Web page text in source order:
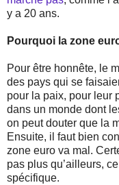
y a 20 ans.
Pourquoi la zone
Pour être honnête, le
des pays qui se
pour la paix, pour leur
dans un monde dont
on peut douter que la
Ensuite, il faut bien
zone euro va mal.
pas plus qu’ailleurs,
spécifique.